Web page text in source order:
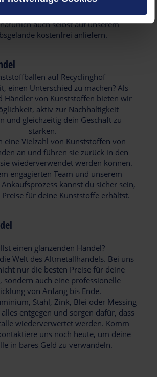
Container und Pressen in allen
und Ausstattungen. Du kannst dein
auch selbst auf unserem
kostenfrei anliefern.
einen Unterschied zu machen? Als
Händler von Kunststoffen bieten wir
aktiv zur Nachhaltigkeit
und gleichzeitig dein Geschäft zu
stärken.
eine Vielzahl von Kunststoffen von
an und führen sie zurück in den
wiederverwendet werden können.
engagierten Team und unserem
kannst du sicher sein,
für deine Kunststoffe erhältst.
einen glänzenden Handel?
Welt des Altmetallhandels. Bei uns
nur die besten Preise für deine
sondern auch eine professionelle
von Anfang bis Ende.
Stahl, Zink, Blei oder Messing
entgegen und sorgen dafür, dass
wiederverwertet werden. Komm
uns noch heute, um deine
in bares Geld zu verwandeln.